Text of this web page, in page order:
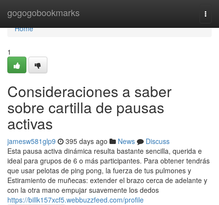
gogogobookmarks
Home
Home
1
Consideraciones a saber
sobre cartilla de pausas
activas
jamesw581glp9 395 days ago News
Discuss
Esta pausa activa dinámica resulta bastante sencilla, querida e
ideal para grupos de 6 o más participantes. Para obtener tendrás
que usar pelotas de ping pong, la fuerza de tus pulmones y
Estiramiento de muñecas: extender el brazo cerca de adelante y
con la otra mano empujar suavemente los dedos
https://billk157xcf5.webbuzzfeed.com/profile